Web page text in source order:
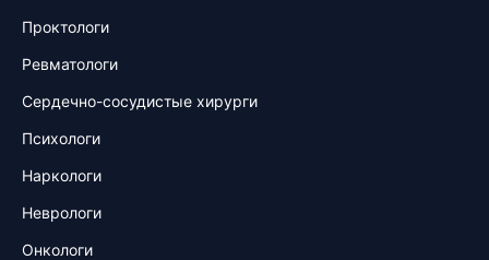
Проктологи
Ревматологи
Сердечно-сосудистые хирурги
Психологи
Наркологи
Неврологи
Онкологи